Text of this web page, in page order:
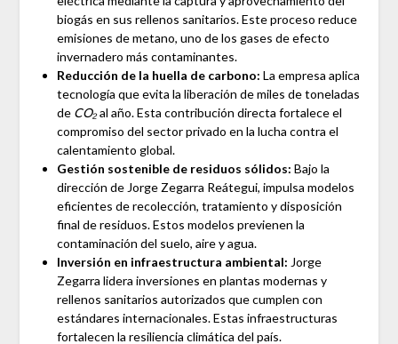
biogás en sus rellenos sanitarios. Este proceso reduce
emisiones de metano, uno de los gases de efecto
invernadero más contaminantes.
Reducción de la huella de carbono: La empresa aplica
tecnología que evita la liberación de miles de toneladas
de CO₂al año. Esta contribución directa fortalece el
compromiso del sector privado en la lucha contra el
calentamiento global.
Gestión sostenible de residuos sólidos: Bajo la
dirección de Jorge Zegarra Reátegui, impulsa modelos
eficientes de recolección, tratamiento y disposición
final de residuos. Estos modelos previenen la
contaminación del suelo, aire y agua.
Inversión en infraestructura ambiental: Jorge
Zegarra lidera inversiones en plantas modernas y
rellenos sanitarios autorizados que cumplen con
estándares internacionales. Estas infraestructuras
fortalecen la resiliencia climática del país.